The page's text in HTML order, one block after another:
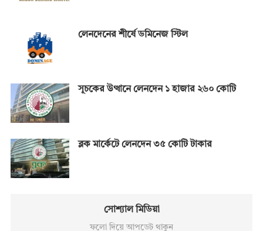
লেনদেনের শীর্ষে ডমিনেজ স্টিল
সূচকের উত্থানে লেনদেন ১ হাজার ২৬০ কোটি
ব্লক মার্কেটে লেনদেন ৩৫ কোটি টাকার
সোশ্যাল মিডিয়া
ফলো দিয়ে আপডেট থাকুন